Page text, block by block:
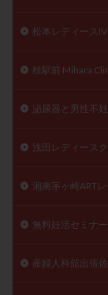
松本レディース
桂駅前 Mihara
泌尿器と男性不
浅田レディース
湘南茅ヶ崎ART
無料妊活セミナー
産婦人科舘出張